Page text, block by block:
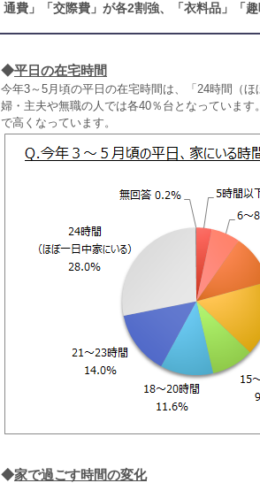
通費」「交際費」が各2割強、「衣料品」「
◆平日の在宅時間
今年3～5月頃の平日の在宅時間は、「24時間（
婦・主夫や無職の人では各40％台となっていま
で高くなっています。
◆家で過ごす時間の変化